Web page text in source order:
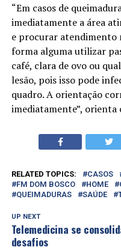
“Em casos de
imediatamente a área
e procurar atendimento
forma alguma utilizar
café, clara de ovo ou
lesão, pois isso pode
quadro. A orientação
imediatamente”, orienta
RELATED TOPICS: CASOS
FM DOM BOSCO
HOME
QUEIMADURAS
SAÚDE
UP NEXT
Telemedicina se
desafios